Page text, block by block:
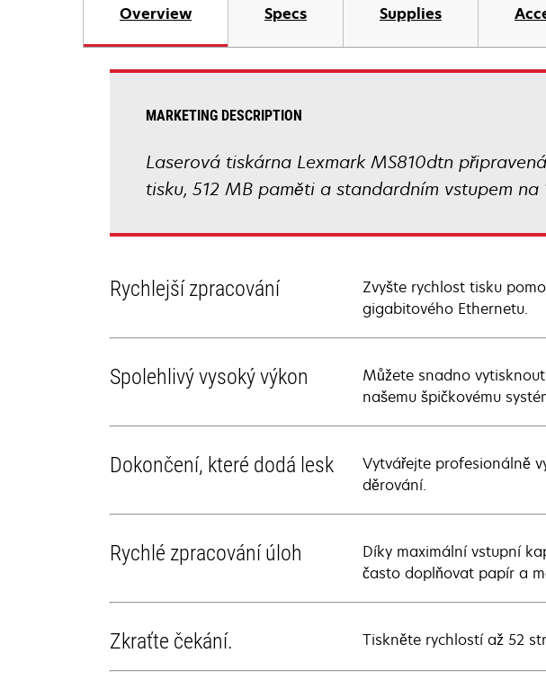
Overview Specs Supplies
MARKETING DESCRIPTION
Laserová tiskárna Lexmark MS810dtn
tisku, 512 MB paměti a standardním vstupem
Rychlejší zpracování
Zvyšte rychlost tisku
gigabitového Ethernetu.
Spolehlivý vysoký výkon
Můžete snadno
našemu špičkovému
Dokončení, které dodá lesk
Vytvářejte profesionálně
děrování.
Rychlé zpracování úloh
Díky maximální vstupní
často doplňovat papír a
Zkraťte čekání. Tiskněte rychlostí až 52